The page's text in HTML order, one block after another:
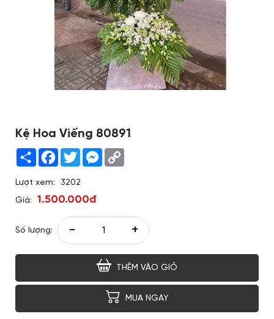
Kệ Hoa Viếng 80891
Share Facebook
TwitterMessenger
Lượt xem:
3202
Giá:
1.500.000đ
Số lượng: - +
THÊM VÀO GIỎ
MUA NGAY